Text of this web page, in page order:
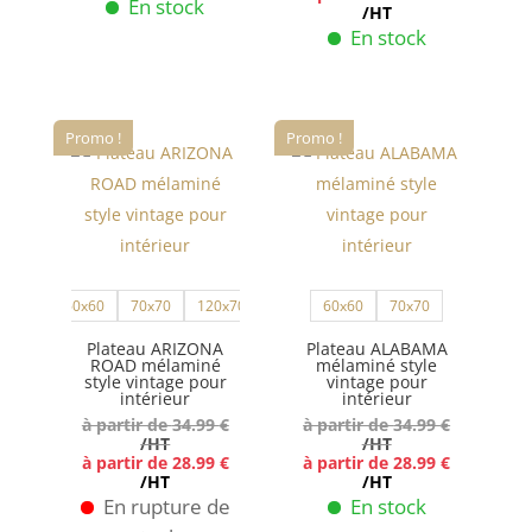
En stock
variations.
Les
options
peuvent
choisies
sur
la
page
du
produit
/HT
En stock
plusieurs
variations.
Les
options
être
choisies
sur
la
page
du
produit
Promo !
60x60 70x70 120x70
Plateau ARIZONA
ROAD mélaminé
style vintage pour
intérieur
à partir de34.99€
/HT
à partir de 28.99 €
/HT
En rupture de
Promo !
60x60 70x70
Plateau ALABAMA
mélaminé style
vintage pour
intérieur
à partir de34.99€
/HT
à partir de28.99€
/HT
En stock